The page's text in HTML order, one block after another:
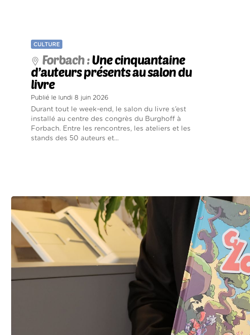
CULTURE
Forbach :Une cinquantaine
d’auteurs présents au salon du
livre
Publié le lundi 8 juin 2026
Durant tout le week-end, le salon du livre s’est
installé au centre des congrès du Burghoff à
Forbach. Entre les rencontres, les ateliers et les
stands des 50 auteurs et...